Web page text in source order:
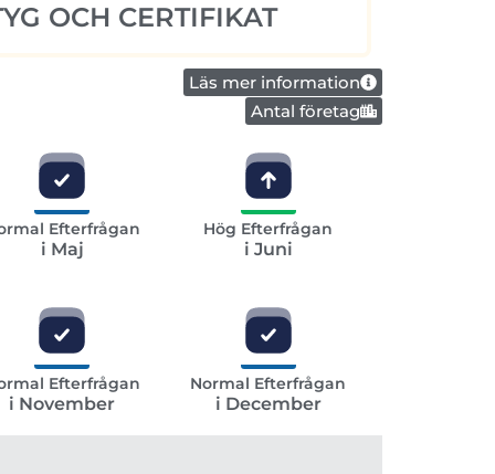
OCH CERTIFIKAT
Läs mer information
Antal företag
Efterfrågan
i Maj
Hög Efterfrågan
i Juni
Efterfrågan
i November
Normal Efterfrågan
i December